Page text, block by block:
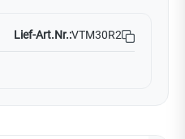
Lief-Art.Nr.:VTM30R2